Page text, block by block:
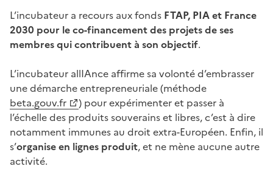
L’incubateur a recours aux fonds FTAP, PIA et France
2030 pour le co-financement des projets de ses
membres qui contribuent à son objectif.
L’incubateur allIAnce affirme sa volonté d’embrasser
une démarche entrepreneuriale (méthode
(Ouvre une nouvelle fenêtre)
beta.gouv.fr
) pour expérimenter et passer à
l’échelle des produits souverains et libres, c’est à dire
notamment immunes au droit extra-Européen. Enfin, il
s’organise en lignes produit, et ne mène aucune autre
activité.